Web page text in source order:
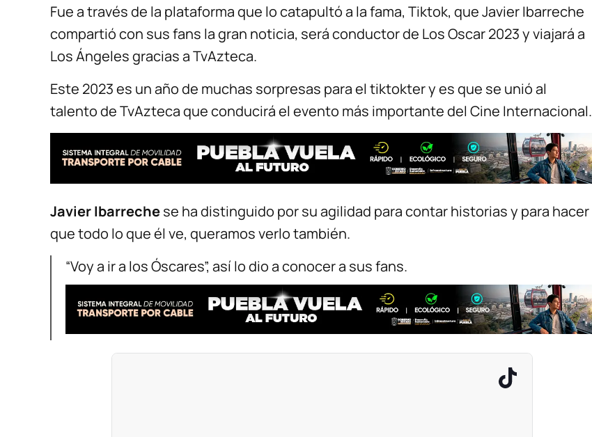
Fue a través de la plataforma que lo catapultó a la fama, Tiktok, que Javier Ibarreche
compartió con sus fans la gran noticia, será conductor de Los Oscar 2023 y viajará a
Los Ángeles gracias a TvAzteca.
Este 2023 es un año de muchas sorpresas para el tiktokter y es que se unió al
talento de TvAzteca que conducirá el evento más importante del Cine Internacional.
Javier Ibarrechese ha distinguido por su agilidad para contar historias y para hacer
que todo lo que él ve, queramos verlo también.
“Voy a ir a los Óscares”, así lo dio a conocer a sus fans.